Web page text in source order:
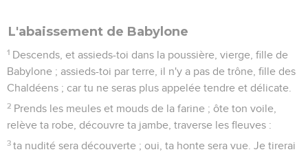
L'abaissement de Babylone
1 Descends, et assieds-toi dans la poussière, vierge, fille de
Babylone ; assieds-toi par terre, il n'y a pas de trône, fille des
Chaldéens ; car tu ne seras plus appelée tendre et délicate.
2 Prends les meules et mouds de la farine ; ôte ton voile,
relève ta robe, découvre ta jambe, traverse les fleuves :
3 ta nudité sera découverte ; oui, ta honte sera vue. Je tirerai